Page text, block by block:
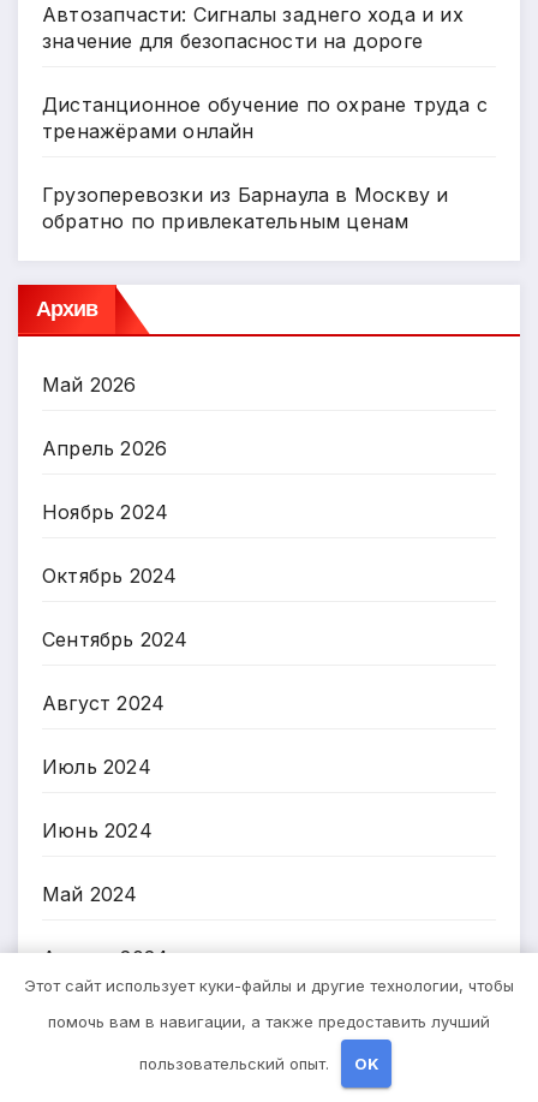
Автозапчасти: Сигналы заднего хода и их
значение для безопасности на дороге
Дистанционное обучение по охране труда с
тренажёрами онлайн
Грузоперевозки из Барнаула в Москву и
обратно по привлекательным ценам
Архив
Май 2026
Апрель 2026
Ноябрь 2024
Октябрь 2024
Сентябрь 2024
Август 2024
Июль 2024
Июнь 2024
Май 2024
Апрель 2024
Март 2024
Этот сайт использует куки-файлы и другие технологии, чтобы
помочь вам в навигации, а также предоставить лучший
пользовательский опыт. OK